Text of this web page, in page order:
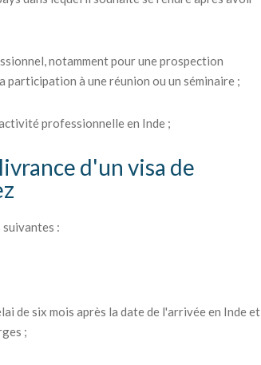
notamment pour une prospection
participation à une réunion ou un séminaire ;
professionnelle en Inde ;
d'un visa de
:
de six mois après la date de l'arrivée en Inde et
;